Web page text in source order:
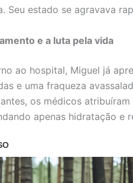
Seu estado se agravava
e a luta pela vida
ao hospital, Miguel já
e uma fraqueza
os médicos
apenas hidratação e